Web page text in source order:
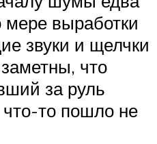
выработки
звуки и щелчки
что
за руль
то пошло не